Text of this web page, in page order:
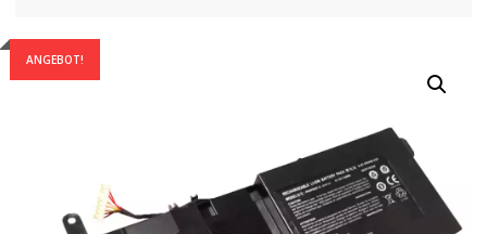
ANGEBOT!